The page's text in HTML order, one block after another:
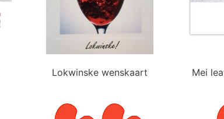
Lokwinske wenskaart Mei